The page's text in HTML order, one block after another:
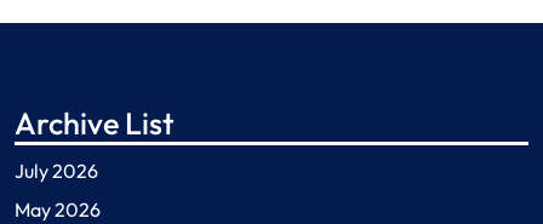
Archive List
July 2026
May 2026